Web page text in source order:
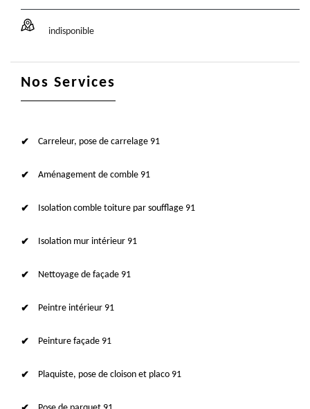
indisponible
Nos Services
Carreleur, pose de carrelage 91
Aménagement de comble 91
Isolation comble toiture par soufflage 91
Isolation mur intérieur 91
Nettoyage de façade 91
Peintre intérieur 91
Peinture façade 91
Plaquiste, pose de cloison et placo 91